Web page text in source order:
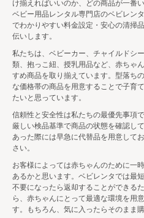
のが多く、購入を迷われる
ビーカーはA型ベビーカー
ため、B型ベビーカーを購入
のもいいでしょう。
ベビーカーの選び方
すめです。
長時間ベビーカーに乗せる
てそれに合うベビーカーを
また、ベビーカーは大きく分
ベビーカーがあり、それぞ
ちらが今レンタルすべきか
け揃えればいいのか、どの商品が一番
ベビー用品レンタル専門店のベビレン
でわかりやすい料金設定・安心の清掃
伝いします。
私たちは、ベビーカー、チャイルドシ
類、抱っこ紐、授乳用品など、赤ちゃ
すめ商品を取り揃えています。型落ち
な価格帯の商品を用意することで子育
たいと思っています。
信頼性と安全性は私たちの最優先事項
厳しい検品基準で商品の状態を確認し
あった際には早急に代替品を用意して
さい。
お客様によっては赤ちゃんのために一
あるかと思います。ベビレンタでは最
不要になったら返却することができる
ら、赤ちゃんにとって最適な環境を用
す。もちろん、気に入ったらそのまま